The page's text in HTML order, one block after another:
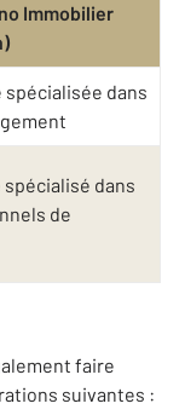
Immobilier
dans
dans
de
faire
suivantes :